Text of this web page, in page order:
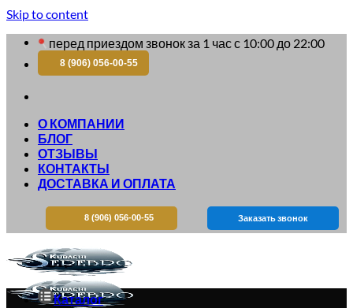
Skip to content
перед приездом звонок за 1 час с 10:00 до 22:00
8 (906) 056-00-55
О КОМПАНИИ
БЛОГ
ОТЗЫВЫ
КОНТАКТЫ
ДОСТАВКА И ОПЛАТА
8 (906) 056-00-55 Заказать звонок
Каталог